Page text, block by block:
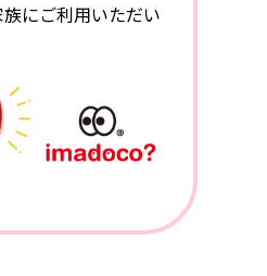
にご利用いただい